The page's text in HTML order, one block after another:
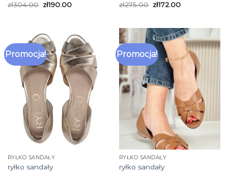
zł304.00 zł190.00
zł275.00 zł172.00
Promocja!
RYŁKO SANDAŁY
ryłko sandały
Promocja!
RYŁKO SANDAŁY
ryłko sandały